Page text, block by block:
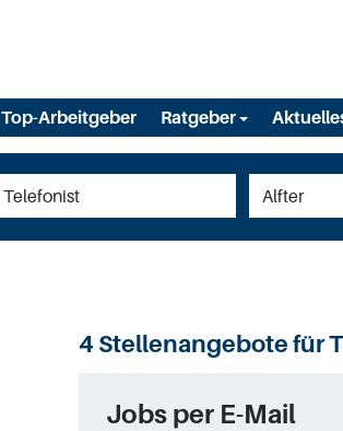
Top-Arbeitgeber Ratgeber
4 Stellenangebote für
Jobs per E-Mail